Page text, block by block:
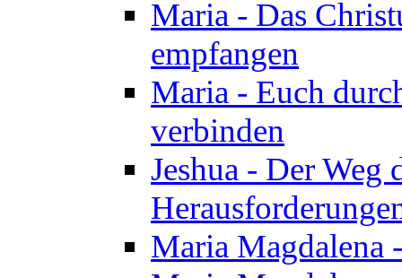
Maria - Das
empfangen
Maria - Euch
verbinden
Jeshua - Der Weg
Maria Magdalena